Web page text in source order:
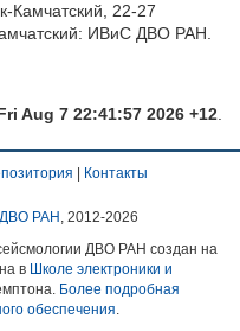
Камчатский, 22-27
ИВиС ДВО РАН.
Aug 7 22:41:57 2026 +12
Контакты
ДВО РАН , 2012-2026
ДВО РАН создан на
в Школе электроники и
Более подробная
обеспечения.